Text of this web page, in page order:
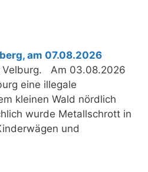
am 07.08.2026
Velburg. Am 03.08.2026
eine illegale
kleinen Wald nördlich
wurde Metallschrott in
und